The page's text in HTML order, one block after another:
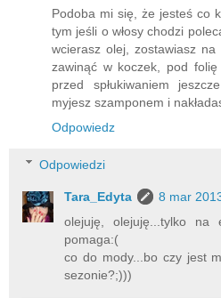
Podoba mi się, że jesteś co
tym jeśli o włosy chodzi
wcierasz olej, zostawiasz
zawinąć w koczek, pod
przed spłukiwaniem
myjesz szamponem i
Odpowiedz
Odpowiedzi
Tara_Edyta
8 mar
olejuję, olejuję...tylko na
pomaga:(
co do mody...bo czy jest
sezonie?;)))